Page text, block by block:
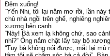
Đêm xuống!
“Yến Nhi, tôi lại nằm mơ rồi, lần
chủ nhà ngồi trên ghế, nghiêng
xương bên cạnh.
“Này! Bà xem lạ không chứ, sao
nhỉ?” Ông nắm chặt lấy tay bộ
“Tuy bà không nói được, mắt lại mù